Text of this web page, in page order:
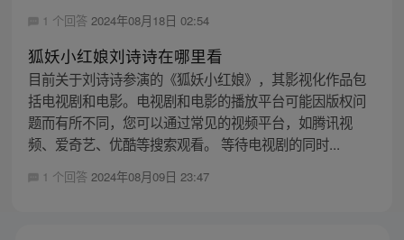
1 个回答 2024年08月18日 02:54
狐妖小红娘刘诗诗在哪里看
目前关于刘诗诗参演的《狐妖小红娘》，其影视化作品包
括电视剧和电影。电视剧和电影的播放平台可能因版权问
题而有所不同，您可以通过常见的视频平台，如腾讯视
频、爱奇艺、优酷等搜索观看。 等待电视剧的同时...
1 个回答 2024年08月09日 23:47